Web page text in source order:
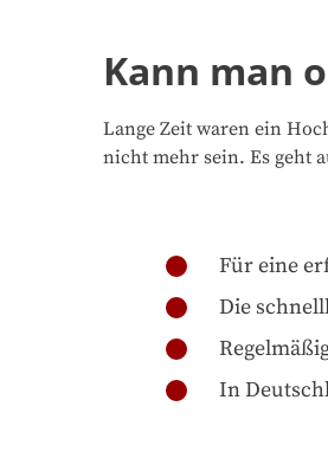
Kann man
Lange Zeit waren ein
nicht mehr sein. Es geht
Für eine
Die
In